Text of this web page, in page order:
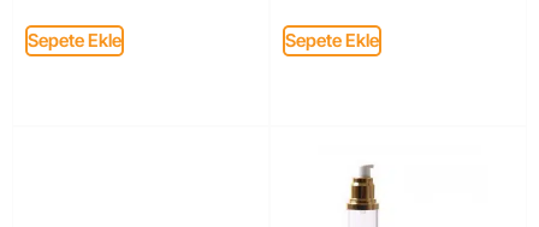
Sepete Ekle Sepete Ekle